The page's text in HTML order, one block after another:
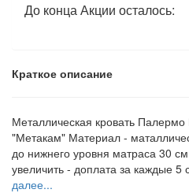
До конца Акции осталось:
Краткое описание
Металлическая кровать
"Метакам" Материал -
до нижнего уровня матраса 30
увеличить - доплата за каждые 5
далее...